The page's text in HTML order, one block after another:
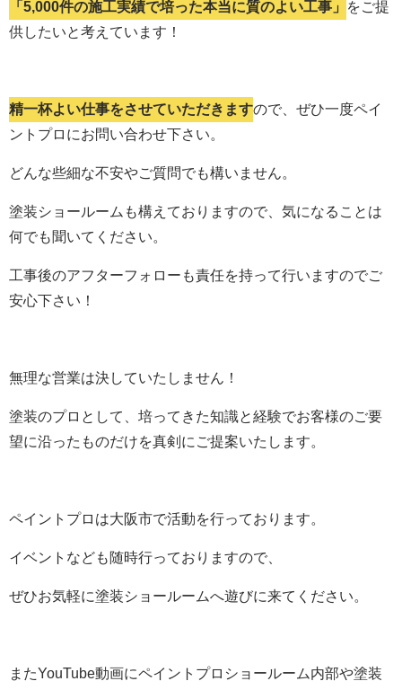
「5,000件の施工実績で培った本当に質のよい工事」
をご提
供したいと考えています！
精一杯よい仕事をさせていただきますので、ぜひ一度ペイ
ントプロにお問い合わせ下さい。
どんな些細な不安やご質問でも構いません。
塗装ショールームも構えておりますので、気になることは
何でも聞いてください。
工事後のアフターフォローも責任を持って行いますのでご
安心下さい！
無理な営業は決していたしません！
塗装のプロとして、培ってきた知識と経験でお客様のご要
望に沿ったものだけを真剣にご提案いたします。
ペイントプロは大阪市で活動を行っております。
イベントなども随時行っておりますので、
ぜひお気軽に塗装ショールームへ遊びに来てください。
またYouTube動画にペイントプロショールーム内部や塗装